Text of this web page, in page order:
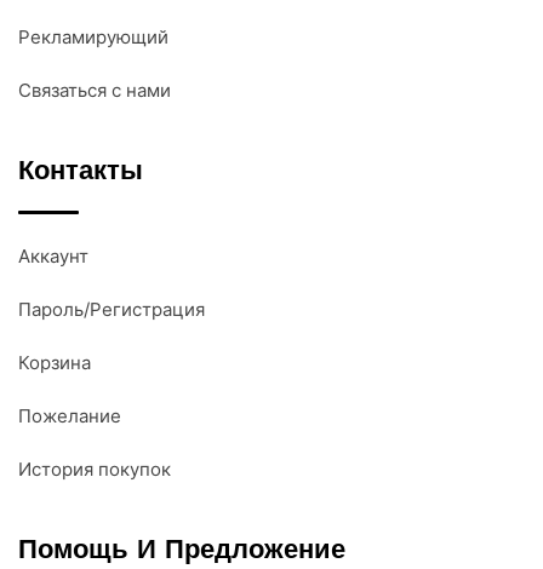
Рекламирующий
Связаться с нами
Контакты
Аккаунт
Пароль/Регистрация
Корзина
Пожелание
История покупок
Помощь И Предложение